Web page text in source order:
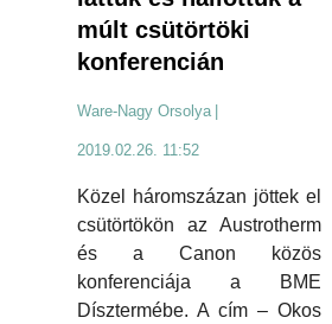
múlt csütörtöki
konferencián
Ware-Nagy Orsolya
2019.02.26. 11:52
Közel háromszázan jöttek el
csütörtökön az Austrotherm
és a Canon közös
konferenciája a BME
Dísztermébe. A cím – Okos